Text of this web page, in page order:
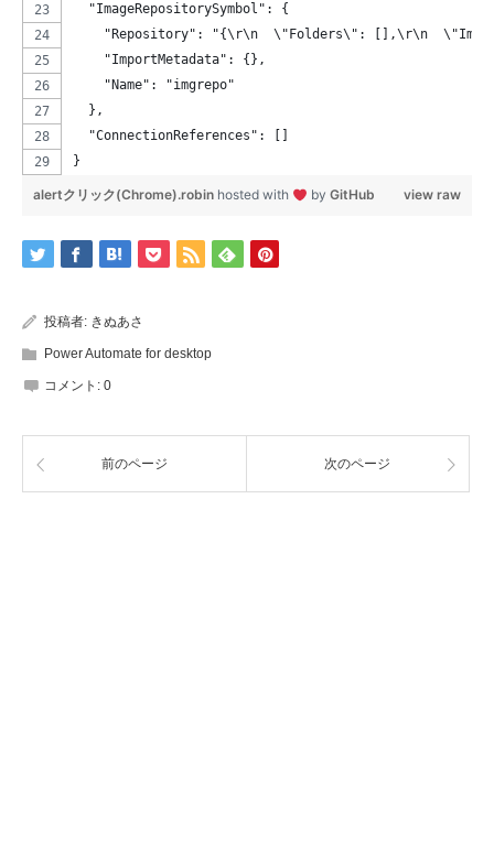
  "ImageRepositorySymbol": {
"Repository": "{\r\n  \"Folders\": [],\r\n
    "ImportMetadata": {},
    "Name": "imgrepo"
  },
  "ConnectionReferences": []
}
view raw
alertクリック(Chrome).robin hosted with by GitHub
投稿者: きぬあさ
Power Automate for desktop
コメント: 0
前のページ 次のページ